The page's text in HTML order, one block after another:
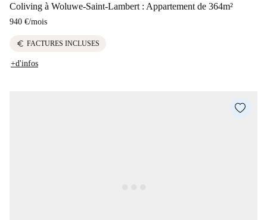
Coliving à Woluwe-Saint-Lambert : Appartement de 364m²
940 €/mois
euro FACTURES INCLUSES
+d'infos